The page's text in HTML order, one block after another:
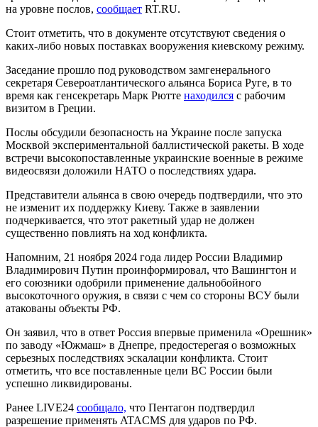
на уровне послов, сообщает RT.RU.
Стоит отметить, что в документе отсутствуют сведения о
каких-либо новых поставках вооружения киевскому режиму.
Заседание прошло под руководством замгенерального
секретаря Североатлантического альянса Бориса Руге, в то
время как генсекретарь Марк Рютте находился с рабочим
визитом в Греции.
Послы обсудили безопасность на Украине после запуска
Москвой экспериментальной баллистической ракеты. В ходе
встречи высокопоставленные украинские военные в режиме
видеосвязи доложили НАТО о последствиях удара.
Представители альянса в свою очередь подтвердили, что это
не изменит их поддержку Киеву. Также в заявлении
подчеркивается, что этот ракетный удар не должен
существенно повлиять на ход конфликта.
Напомним, 21 ноября 2024 года лидер России Владимир
Владимирович Путин проинформировал, что Вашингтон и
его союзники одобрили применение дальнобойного
высокоточного оружия, в связи с чем со стороны ВСУ были
атакованы объекты РФ.
Он заявил, что в ответ Россия впервые применила «Орешник»
по заводу «Южмаш» в Днепре, предостерегая о возможных
серьезных последствиях эскалации конфликта. Стоит
отметить, что все поставленные цели ВС России были
успешно ликвидированы.
Ранее LIVE24 сообщало, что Пентагон подтвердил
разрешение применять ATACMS для ударов по РФ.